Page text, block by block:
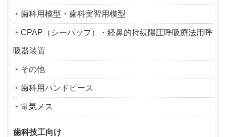
歯科用模型・歯科実習用模型
CPAP（シーパップ）・経鼻的持続陽圧呼吸療法用呼
吸器装置
その他
歯科用ハンドピース
電気メス
歯科技工向け